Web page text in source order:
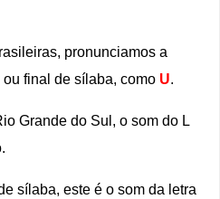
pronunciamos a
final de sílaba, como U.
Grande do Sul, o som do L
sílaba, este é o som da letra